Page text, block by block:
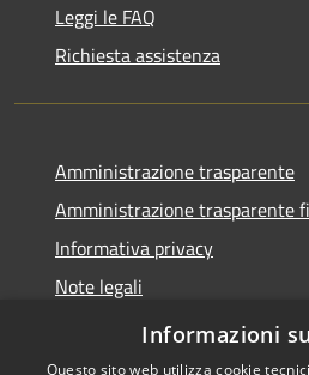
Leggi le FAQ
Richiesta assistenza
Amministrazione trasparente
Amministrazione trasparente
Informativa privacy
Note legali
Dichiarazione di accessibilità
Informazioni
Questo sito web utilizza cookie